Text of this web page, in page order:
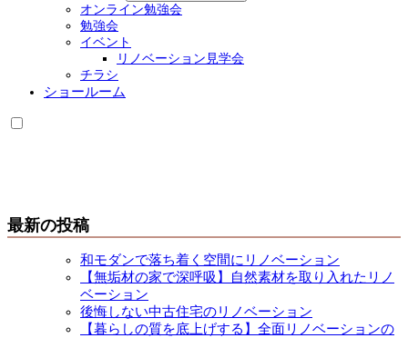
オンライン勉強会
勉強会
イベント
リノベーション見学会
チラシ
ショールーム
最新の投稿
和モダンで落ち着く空間にリノベーション
【無垢材の家で深呼吸】自然素材を取り入れたリノ
ベーション
後悔しない中古住宅のリノベーション
【暮らしの質を底上げする】全面リノベーションの